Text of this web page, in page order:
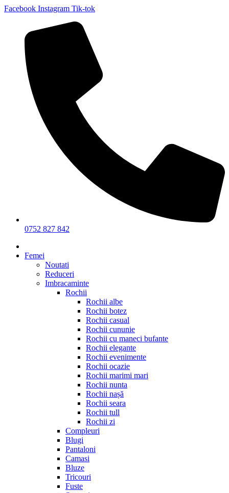
Facebook Instagram Tik-tok
0752 827 842
Femei
Noutati
Reduceri
Imbracaminte
Rochii
Rochii albe
Rochii botez
Rochii casual
Rochii cununie
Rochii cu maneci bufante
Rochii elegante
Rochii evenimente
Rochii ocazie
Rochii marimi mari
Rochii nunta
Rochii nașă
Rochii seara
Rochii tull
Rochii zi
Compleuri
Blugi
Pantaloni
Camasi
Bluze
Tricouri
Fuste